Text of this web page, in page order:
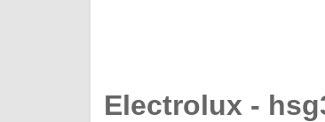
Electrolux -